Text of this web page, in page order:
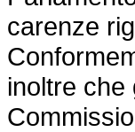
carenze
inoltre che